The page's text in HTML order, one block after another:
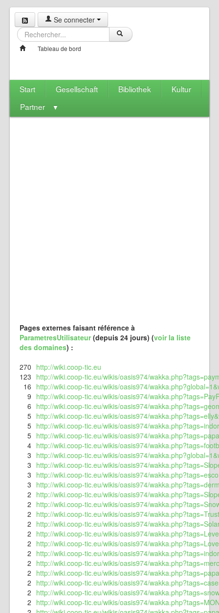
Se connecter
Tableau de bord
Start Gesellschaft Bibliothek
Kultur
Partner
▼
Pages externes faisant référence à
ParametresUtilisateur(depuis 24 jours) (voir la liste
des domaines) :
270 http://wiki.coop-tic.eu
123 http://wiki.coop-tic.eu/wikis/oasis974/
16 http://wiki.coop-tic.eu/wikis/oasis974/
9 http://wiki.coop-tic.eu/wikis/oasis974/
6 http://wiki.coop-tic.eu/wikis/oasis974/
5 http://wiki.coop-tic.eu/wikis/oasis974/
5 http://wiki.coop-tic.eu/wikis/oasis974/
5 http://wiki.coop-tic.eu/wikis/oasis974/
4 http://wiki.coop-tic.eu/wikis/oasis974/
3 http://wiki.coop-tic.eu/wikis/oasis974/
3 http://wiki.coop-tic.eu/wikis/oasis974/
3 http://wiki.coop-tic.eu/wikis/oasis974/
3 http://wiki.coop-tic.eu/wikis/oasis974/
2 http://wiki.coop-tic.eu/wikis/oasis974/
2 http://wiki.coop-tic.eu/wikis/oasis974/
2 http://wiki.coop-tic.eu/wikis/oasis974/
2 http://wiki.coop-tic.eu/wikis/oasis974/
2 http://wiki.coop-tic.eu/wikis/oasis974/
2 http://wiki.coop-tic.eu/wikis/oasis974/
2 http://wiki.coop-tic.eu/wikis/oasis974/
2 http://wiki.coop-tic.eu/wikis/oasis974/
2 http://wiki.coop-tic.eu/wikis/oasis974/
2 http://wiki.coop-tic.eu/wikis/oasis974/
2 http://wiki.coop-tic.eu/wikis/oasis974/
2 http://wiki.coop-tic.eu/wikis/oasis974/